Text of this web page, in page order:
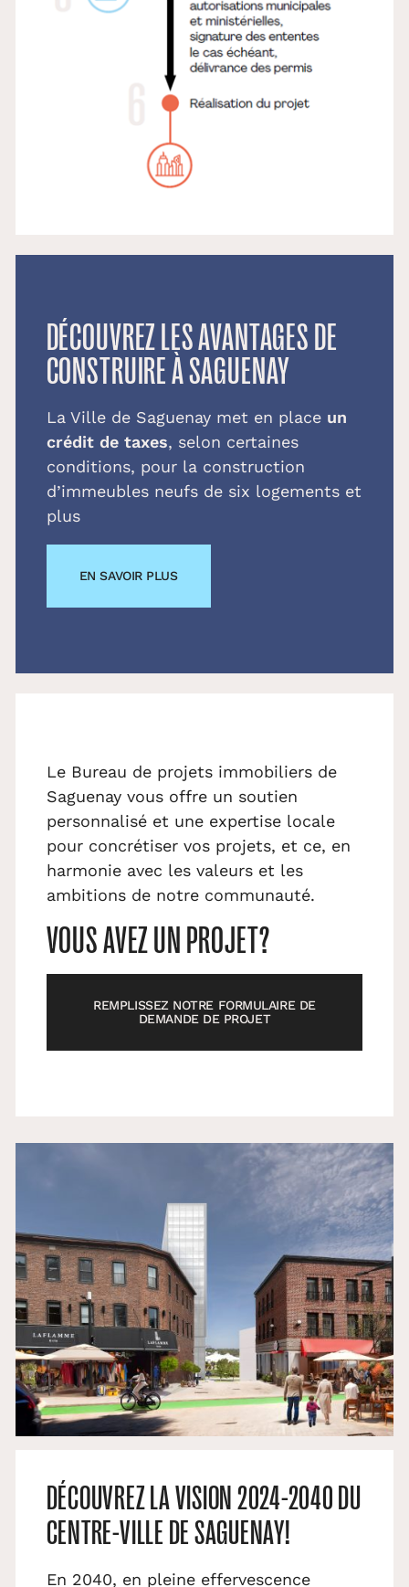
DÉCOUVREZ LES AVANTAGES DE
CONSTRUIRE À SAGUENAY
La Ville de Saguenay met en place un
crédit de taxes, selon certaines
conditions, pour la construction
d’immeubles neufs de six logements et
plus
EN SAVOIR PLUS
Le Bureau de projets immobiliers de
Saguenay vous offre un soutien
personnalisé et une expertise locale
pour concrétiser vos projets, et ce, en
harmonie avec les valeurs et les
ambitions de notre communauté.
VOUS AVEZ UN PROJET?
REMPLISSEZ NOTRE FORMULAIRE DE
DEMANDE DE PROJET
DÉCOUVREZ LA VISION 2024-2040 DU
CENTRE-VILLE DE SAGUENAY!
En 2040, en pleine effervescence